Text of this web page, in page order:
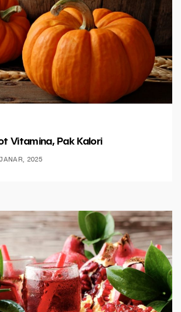
Vitamina, Pak Kalori
2025